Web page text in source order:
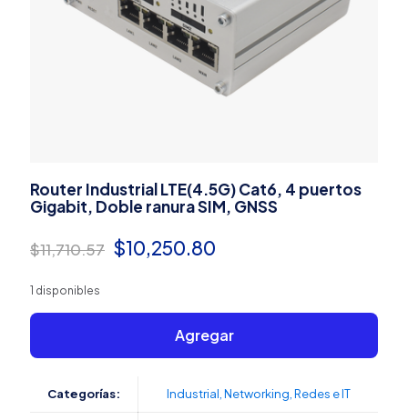
Router Industrial LTE(4.5G) Cat6, 4 puertos
Gigabit, Doble ranura SIM, GNSS
$11,710.57 El
$11,710.57.
$10,250.80
es:
$10,250.80.
1 disponibles
Agregar
Categorías: Industrial Networking Redes e IT